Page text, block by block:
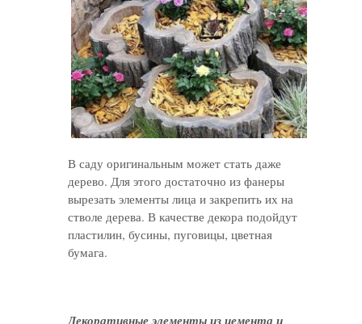
В саду оригинальным может стать даже
дерево. Для этого достаточно из фанеры
вырезать элементы лица и закрепить их на
стволе дерева. В качестве декора подойдут
пластилин, бусины, пуговицы, цветная
бумага.
Декоративные элементы из цемента и